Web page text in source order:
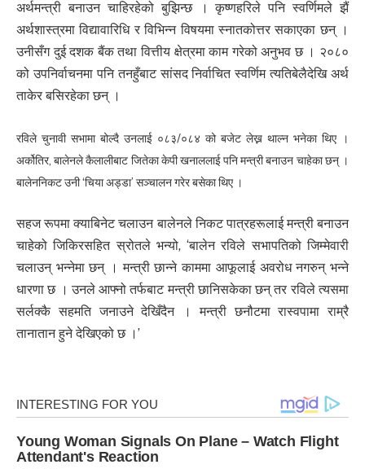
अर्थमन्त्री बनाउन चाहिरहेको बुझिन्छ । कृष्णहरिले पनि स्वर्णिमले झैं
अर्थशास्त्रमा विद्यावारिधि र विभिन्न विषयमा स्नातकोत्तर सकाएका छन् ।
उनीसँग दुई दशक बैंक तथा वित्तीय क्षेत्रमा काम गरेको अनुभव छ । २०८०
को उपनिर्वाचनमा पनि तनहुँबाट सांसद निर्वाचित स्वर्णिम त्यतिबेलैदेखि अर्थ
ताकेर बसिरहेका छन् ।
रविले चुनावी सभामा बोल्दै उनलाई ०८३/०८४ को बजेट लेख्न थाल्न भनेका थिए ।
अर्कोतिर, बालेनले कैलालीबाट जितेका केपी खनाललाई पनि मन्त्री बनाउन चाहेका छन् ।
बालेननिकट उनी ‘चिया अड्डा’ सञ्चालन गरेर बसेका थिए ।
सहज रूपमा क्याबिनेट चलाउन बालेनले निकट पात्रहरूलाई मन्त्री बनाउन
चाहेको जिकिरसहित स्रोतले भन्यो, ‘बालेन रविले सभापतिको जिम्मेवारी
चलाउन् भन्नेमा छन् । मन्त्री छान्ने काममा आफूलाई अवरोध नगरुन् भन्ने
धारणा छ । उनले आफ्नो तर्फबाट मन्त्री छानिसकेका छन् तर रविले त्यसमा
सर्लक्कै सहमति जनाउने देखिँदैन । मन्त्री छनौटमा रास्वपामा राम्रै
तानातान हुने देखिएको छ ।’